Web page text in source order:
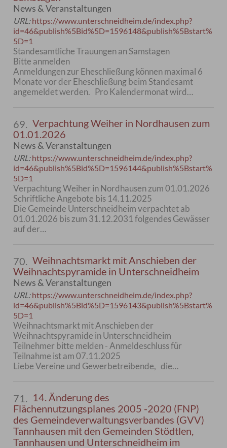
News & Veranstaltungen
URL:https://www.unterschneidheim.de/index.php?
id=46&publish%5Bid%5D=1596148&publish%5Bstart%
5D=1
Standesamtliche Trauungen an Samstagen
Bitte anmelden
Anmeldungen zur Eheschließung können maximal 6
Monate vor der Eheschließung beim Standesamt
angemeldet werden. Pro Kalendermonat wird…
69. Verpachtung Weiher in Nordhausen zum
01.01.2026
News & Veranstaltungen
URL:https://www.unterschneidheim.de/index.php?
id=46&publish%5Bid%5D=1596144&publish%5Bstart%
5D=1
Verpachtung Weiher in Nordhausen zum 01.01.2026
Schriftliche Angebote bis 14.11.2025
Die Gemeinde Unterschneidheim verpachtet ab
01.01.2026 bis zum 31.12.2031 folgendes Gewässer
auf der…
70. Weihnachtsmarkt mit Anschieben der
Weihnachtspyramide in Unterschneidheim
News & Veranstaltungen
URL:https://www.unterschneidheim.de/index.php?
id=46&publish%5Bid%5D=1596143&publish%5Bstart%
5D=1
Weihnachtsmarkt mit Anschieben der
Weihnachtspyramide in Unterschneidheim
Teilnehmer bitte melden - Anmeldeschluss für
Teilnahme ist am 07.11.2025
Liebe Vereine und Gewerbetreibende, die…
71. 14. Änderung des
Flächennutzungsplanes 2005 -2020 (FNP)
des Gemeindeverwaltungsverbandes (GVV)
Tannhausen mit den Gemeinden Stödtlen,
Tannhausen und Unterschneidheim im